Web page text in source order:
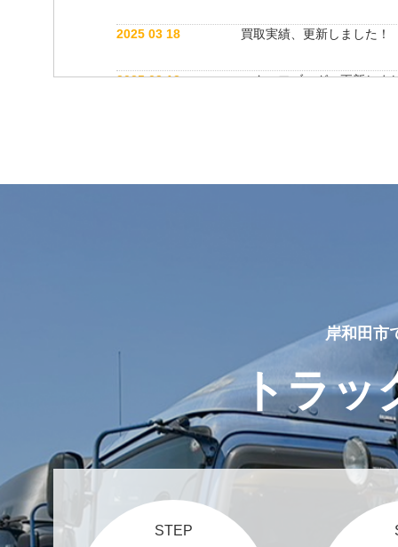
2025 03 18 買取実績、更新しました！
2025 03 12 スタッフブログ、更新しま
岸和田市
トラッ
STEP